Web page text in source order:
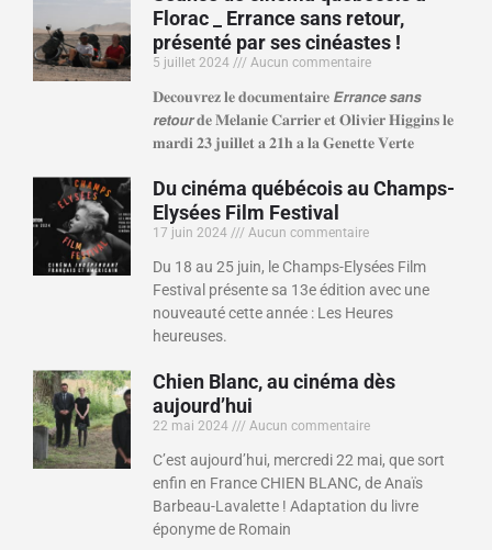
Florac _ Errance sans retour,
présenté par ses cinéastes !
5 juillet 2024 Aucun commentaire
𝐃𝐞𝐜𝐨𝐮𝐯𝐫𝐞𝐳 𝐥𝐞 𝐝𝐨𝐜𝐮𝐦𝐞𝐧𝐭𝐚𝐢𝐫𝐞 𝙀𝙧𝙧𝙖𝙣𝙘𝙚 𝙨𝙖𝙣𝙨
𝙧𝙚𝙩𝙤𝙪𝙧 𝐝𝐞 𝐌𝐞𝐥𝐚𝐧𝐢𝐞 𝐂𝐚𝐫𝐫𝐢𝐞𝐫 𝐞𝐭 𝐎𝐥𝐢𝐯𝐢𝐞𝐫 𝐇𝐢𝐠𝐠𝐢𝐧𝐬 𝐥𝐞
𝐦𝐚𝐫𝐝𝐢 𝟐𝟑 𝐣𝐮𝐢𝐥𝐥𝐞𝐭 𝐚 𝟐𝟏𝐡 𝐚 𝐥𝐚 𝐆𝐞𝐧𝐞𝐭𝐭𝐞 𝐕𝐞𝐫𝐭𝐞
Du cinéma québécois au Champs-
Elysées Film Festival
17 juin 2024 Aucun commentaire
Du 18 au 25 juin, le Champs-Elysées Film
Festival présente sa 13e édition avec une
nouveauté cette année : Les Heures
heureuses.
Chien Blanc, au cinéma dès
aujourd’hui
22 mai 2024 Aucun commentaire
C’est aujourd’hui, mercredi 22 mai, que sort
enfin en France CHIEN BLANC, de Anaïs
Barbeau-Lavalette ! Adaptation du livre
éponyme de Romain